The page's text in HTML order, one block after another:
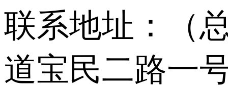
联系地址：（
道宝民二路一